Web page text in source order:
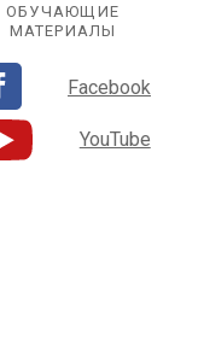
ОБУЧАЮЩИЕ
МАТЕРИАЛЫ
Facebook
YouTube